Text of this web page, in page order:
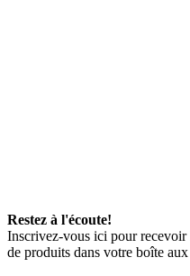
Restez à l'écoute!
Inscrivez-vous ici pour recevoir
de produits dans votre boîte aux